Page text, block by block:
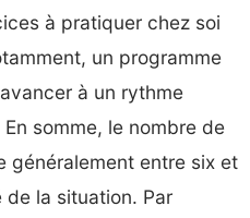
à pratiquer chez soi
un programme
à un rythme
somme, le nombre de
généralement entre six et
la situation. Par